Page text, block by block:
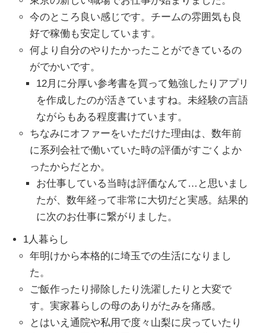
今のところ良い感じです。チームの雰囲気も良
好で稼働も安定しています。
何より自分のやりたかったことができているの
がでかいです。
12月に分厚い参考書を買って勉強したりアプリ
を作成したのが活きていますね。未経験の言語
ながらもある程度書けています。
ちなみにオファーをいただけた理由は、数年前
に系列会社で働いていた時の評価がすごくよか
ったからだとか。
お仕事している当時は評価なんて…と思いまし
たが、数年経って非常に大切だと実感。結果的
に次のお仕事に繋がりました。
1人暮らし
年明けから本格的に埼玉での生活になりまし
た。
ご飯作ったり掃除したり洗濯したりと大変で
す。実家暮らしの母のありがたみを痛感。
とはいえ通院や私用で度々山梨に戻っていたり